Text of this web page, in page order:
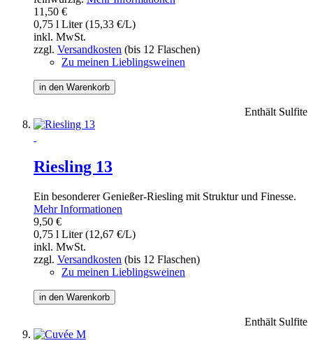
11,50 €
0,75 l Liter (15,33 €/L)
inkl. MwSt.
zzgl. Versandkosten (bis 12 Flaschen)
Zu meinen Lieblingsweinen
in den Warenkorb
Enthält Sulfite
Riesling 13
Ein besonderer Genießer-Riesling mit Struktur und Finesse.
Mehr Informationen
9,50 €
0,75 l Liter (12,67 €/L)
inkl. MwSt.
zzgl. Versandkosten (bis 12 Flaschen)
Zu meinen Lieblingsweinen
in den Warenkorb
Enthält Sulfite